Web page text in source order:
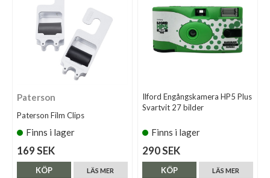
Paterson
Paterson Film Clips
Finns i lager
169 SEK
LÄS MER
KÖP
Ilford Engångskamera HP5 Plus
Svartvit 27 bilder
Finns i lager
290 SEK
LÄS MER
KÖP